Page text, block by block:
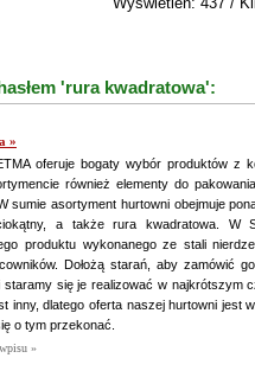
'rura kwadratowa':
»
oferuje bogaty wybór produktów z
również elementy do
sumie asortyment hurtowni obejmuje
a także rura kwadratowa. W
produktu wykonanego ze stali
Dołożą starań, aby zamówić
się je realizować w najkrótszym
inny, dlatego oferta naszej hurtowni jest
o tym przekonać.
»